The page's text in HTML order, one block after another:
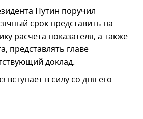
Путин поручил
срок представить на
расчета показателя, а также
представлять главе
доклад.
вступает в силу со дня его